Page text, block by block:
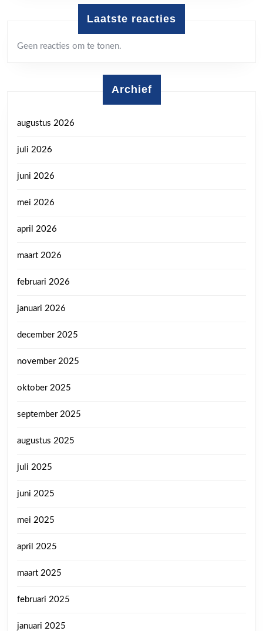
Laatste reacties
Geen reacties om te tonen.
Archief
augustus 2026
juli 2026
juni 2026
mei 2026
april 2026
maart 2026
februari 2026
januari 2026
december 2025
november 2025
oktober 2025
september 2025
augustus 2025
juli 2025
juni 2025
mei 2025
april 2025
maart 2025
februari 2025
januari 2025